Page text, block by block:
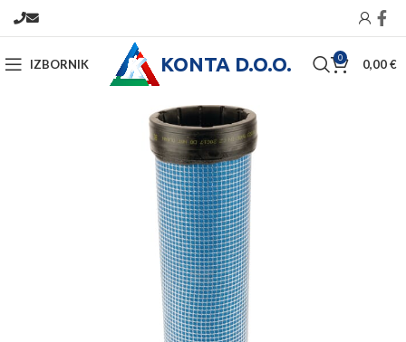
IZBORNIK KONTA D.O.O. 0 0,00€